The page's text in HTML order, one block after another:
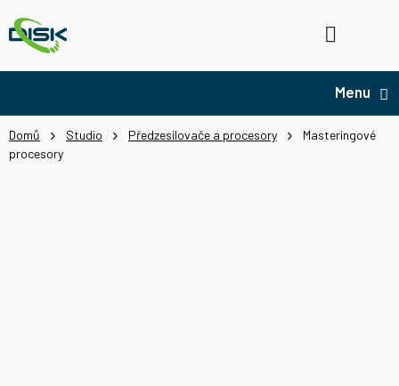
na
obsah
Domů Studio Předzesilovače a procesory
Masteringové
procesory